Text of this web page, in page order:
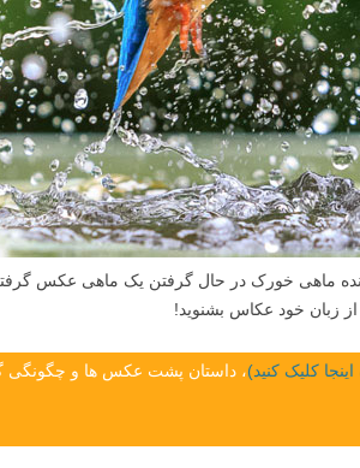
ماهی خورک در حال گرفتن یک ماهی عکس
زبان خود عکاس بشنوید!
کلیک کنید)، داستان پشت عکس ها و چگونگی